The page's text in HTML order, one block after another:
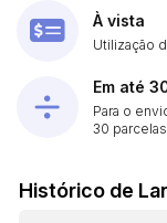
À vista
Utilização
Em até
Para o
30
Histórico de